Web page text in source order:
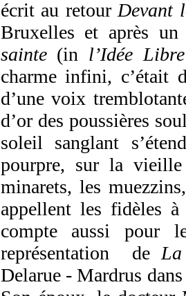
écrit au retour Devant
Bruxelles et après
sainte(in l’Idée Libre
charme infini, c’était
d’une voix
d’or des poussières
soleil sanglant
pourpre, sur la
minarets, les
appellent les fidèles
compte aussi pour
représentation de
Delarue - Mardrus